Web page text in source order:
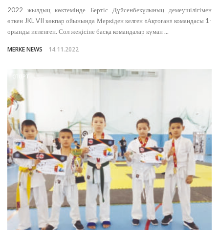
2022 жылдың көктемінде Бертіс Дүйсенбекұлының демеушілігімен
өткен JKL VII көкпар ойынында Меркіден келген «Ақтоған» командасы 1-
орынды иеленген. Сол жеңісіне басқа командалар күман ...
MERKE NEWS 14.11.2022
СПОРТ